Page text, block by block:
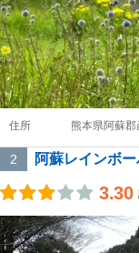
住所 熊本県阿蘇郡
2 阿蘇レインボ
3.30